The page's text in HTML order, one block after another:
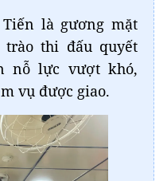
là gương mặt
thi đấu quyết
nỗ lực vượt khó,
vụ được giao.